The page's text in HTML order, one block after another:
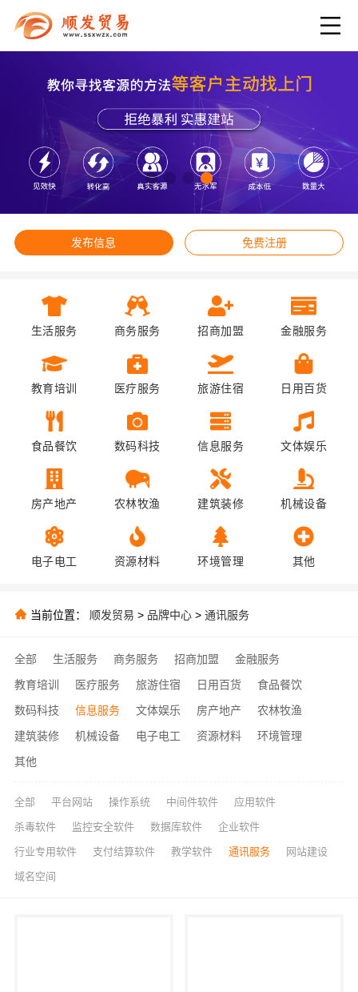
发布信息 免费注册
生活服务 商务服务 招商加盟 金融服务
教育培训 医疗服务 旅游住宿 日用百货
食品餐饮 数码科技 信息服务 文体娱乐
房产地产 农林牧渔 建筑装修 机械设备
电子电工 资源材料 环境管理 其他
当前位置： 顺发贸易 > 品牌中心 > 通讯服务
全部 生活服务 商务服务 招商加盟
金融服务
教育培训
医疗服务 旅游住宿 日用百货
食品餐饮
数码科技
信息服务 文体娱乐 房产地产
农林牧渔
建筑装修
机械设备 电子电工 资源材料
环境管理
其他
全部 平台网站 操作系统 中间件软件 应用软件
杀毒软件 监控安全软件 数据库软件 企业软件
行业专用软件 支付结算软件 教学软件 通讯服务 网站建设
域名空间